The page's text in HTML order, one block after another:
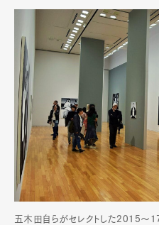
五木田自らがセレクトした2015～